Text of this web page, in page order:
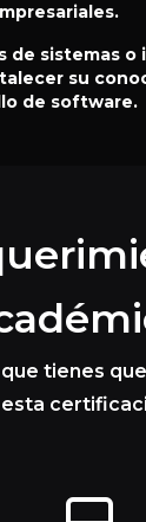
de sistemas o
su
de software.
tienes
esta